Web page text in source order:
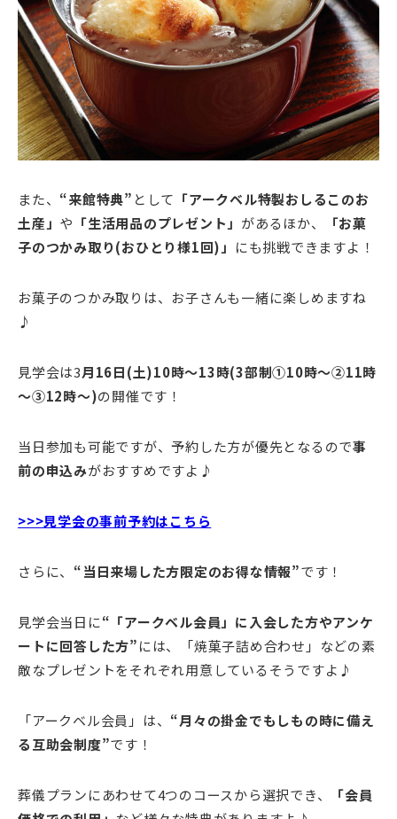
また、 “来館特典” として 「アークベル特製おしるこのお
土産」 や 「生活用品のプレゼント」 があるほか、
「お菓
子のつかみ取り(おひとり様1回)」 にも挑戦できますよ！
お菓子のつかみ取りは、お子さんも一緒に楽しめますね
♪
見学会は3月16日(土)10時～13時(3部制①10時～②11時
～③12時～)の開催です！
当日参加も可能ですが、予約した方が優先となるので事
前の申込みがおすすめですよ♪
>>>見学会の事前予約はこちら
さらに、 “当日来場した方限定のお得な情報”です！
見学会当日に“「アークベル会員」に入会した方やアンケ
ートに回答した方”には、「焼菓子詰め合わせ」などの素
敵なプレゼントをそれぞれ用意しているそうですよ♪
「アークベル会員」は、 “月々の掛金でもしもの時に備え
る互助会制度”です！
葬儀プランにあわせて4つのコースから選択でき、
「会員